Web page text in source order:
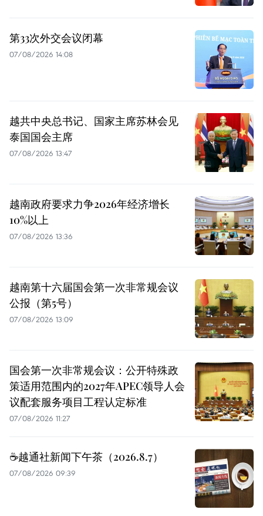
第33次外交会议闭幕
07/08/2026 14:08
越共中央总书记、国家主席苏林会见
泰国国会主席
07/08/2026 13:47
越南政府要求力争2026年经济增长
10%以上
07/08/2026 13:36
越南第十六届国会第一次非常规会议
公报（第5号）
07/08/2026 13:09
国会第一次非常规会议：公开特殊政
策适用范围内的2027年APEC领导人会
议配套服务项目工程认定标准
07/08/2026 11:27
☕️越通社新闻下午茶（2026.8.7）
07/08/2026 09:39